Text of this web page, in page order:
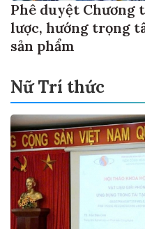
Phê duyệt Chương
lược, hướng trọng
sản phẩm
Nữ Trí thức